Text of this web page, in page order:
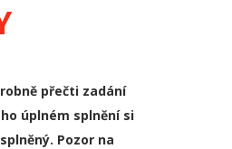
přečti zadání
úplném splnění si
Pozor na